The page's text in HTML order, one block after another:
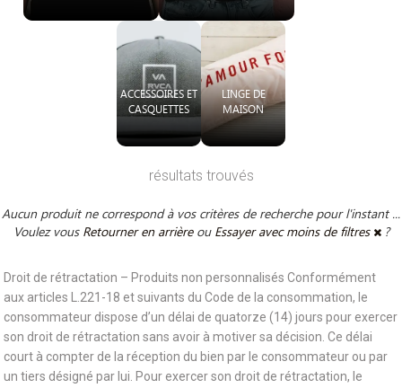
ACCESSOIRES ET
CASQUETTES
LINGE DE
MAISON
résultats trouvés
Aucun produit ne correspond à vos critères de recherche pour l'instant ...
Voulez vous Retourner en arrière ou Essayer avec moins de filtres ?
Droit de rétractation – Produits non personnalisés Conformément
aux articles L.221-18 et suivants du Code de la consommation, le
consommateur dispose d’un délai de quatorze (14) jours pour exercer
son droit de rétractation sans avoir à motiver sa décision. Ce délai
court à compter de la réception du bien par le consommateur ou par
un tiers désigné par lui. Pour exercer son droit de rétractation, le